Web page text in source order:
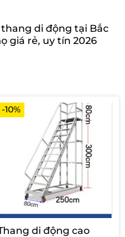
di động tại Bắc
giá rẻ, uy tín 2026
-10%
di động cao